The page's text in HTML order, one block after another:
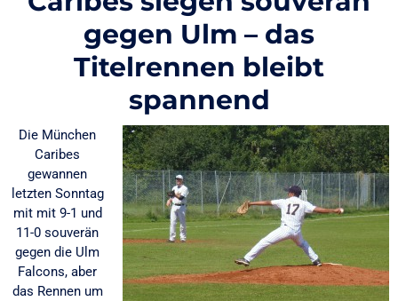
gegen Ulm – das
Titelrennen bleibt
spannend
Die München
Caribes
gewannen
letzten Sonntag
mit mit 9-1 und
11-0 souverän
gegen die Ulm
Falcons, aber
das Rennen um